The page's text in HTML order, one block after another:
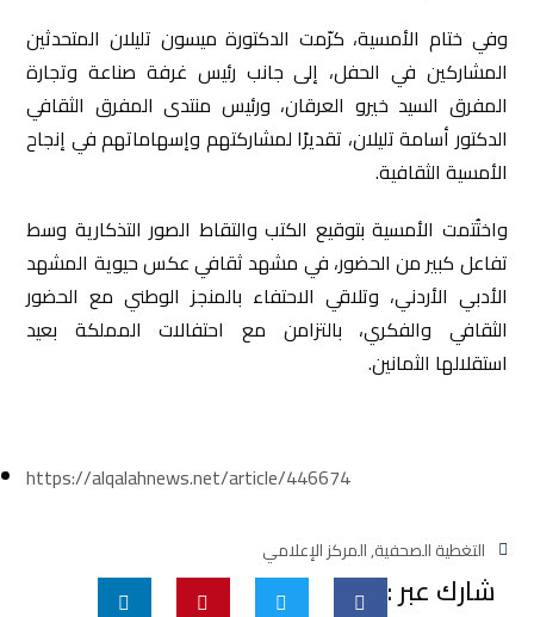
وفي ختام الأمسية، كرّمت الدكتورة ميسون تليلان المتحدثين
المشاركين في الحفل، إلى جانب رئيس غرفة صناعة وتجارة
المفرق السيد خيرو العرقان، ورئيس منتدى المفرق الثقافي
الدكتور أسامة تليلان، تقديرًا لمشاركتهم وإسهاماتهم في إنجاح
الأمسية الثقافية.
واختُتمت الأمسية بتوقيع الكتب والتقاط الصور التذكارية وسط
تفاعل كبير من الحضور، في مشهد ثقافي عكس حيوية المشهد
الأدبي الأردني، وتلاقي الاحتفاء بالمنجز الوطني مع الحضور
الثقافي والفكري، بالتزامن مع احتفالات المملكة بعيد
استقلالها الثمانين.
https://alqalahnews.net/article/446674
التغطية الصحفية,المركز الإعلامي
شارك عبر :